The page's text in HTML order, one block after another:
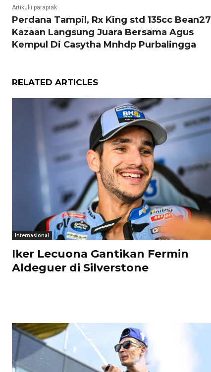
Artikulli paraprak
Perdana Tampil, Rx King std 135cc Bean27
Kazaan Langsung Juara Bersama Agus
Kempul Di Casytha Mnhdp Purbalingga
RELATED ARTICLES
Internasional
Iker Lecuona Gantikan Fermin
Aldeguer di Silverstone